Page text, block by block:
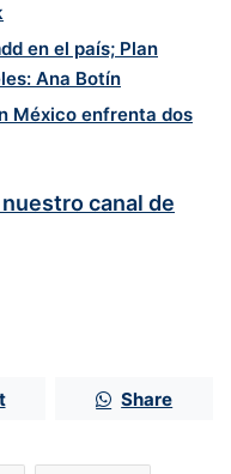
en el país; Plan
Ana Botín
México enfrenta dos
canal de
Share